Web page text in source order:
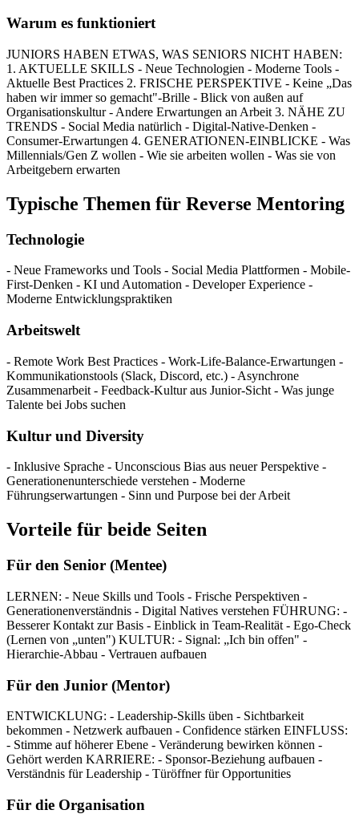
Warum es funktioniert
JUNIORS HABEN ETWAS, WAS SENIORS NICHT HABEN:
1. AKTUELLE SKILLS - Neue Technologien - Moderne Tools -
Aktuelle Best Practices 2. FRISCHE PERSPEKTIVE - Keine „Das
haben wir immer so gemacht"-Brille - Blick von außen auf
Organisationskultur - Andere Erwartungen an Arbeit 3. NÄHE ZU
TRENDS - Social Media natürlich - Digital-Native-Denken -
Consumer-Erwartungen 4. GENERATIONEN-EINBLICKE - Was
Millennials/Gen Z wollen - Wie sie arbeiten wollen - Was sie von
Arbeitgebern erwarten
Typische Themen für Reverse Mentoring
Technologie
- Neue Frameworks und Tools - Social Media Plattformen - Mobile-
First-Denken - KI und Automation - Developer Experience -
Moderne Entwicklungspraktiken
Arbeitswelt
- Remote Work Best Practices - Work-Life-Balance-Erwartungen -
Kommunikationstools (Slack, Discord, etc.) - Asynchrone
Zusammenarbeit - Feedback-Kultur aus Junior-Sicht - Was junge
Talente bei Jobs suchen
Kultur und Diversity
- Inklusive Sprache - Unconscious Bias aus neuer Perspektive -
Generationenunterschiede verstehen - Moderne
Führungserwartungen - Sinn und Purpose bei der Arbeit
Vorteile für beide Seiten
Für den Senior (Mentee)
LERNEN: - Neue Skills und Tools - Frische Perspektiven -
Generationenverständnis - Digital Natives verstehen FÜHRUNG: -
Besserer Kontakt zur Basis - Einblick in Team-Realität - Ego-Check
(Lernen von „unten") KULTUR: - Signal: „Ich bin offen" -
Hierarchie-Abbau - Vertrauen aufbauen
Für den Junior (Mentor)
ENTWICKLUNG: - Leadership-Skills üben - Sichtbarkeit
bekommen - Netzwerk aufbauen - Confidence stärken EINFLUSS:
- Stimme auf höherer Ebene - Veränderung bewirken können -
Gehört werden KARRIERE: - Sponsor-Beziehung aufbauen -
Verständnis für Leadership - Türöffner für Opportunities
Für die Organisation